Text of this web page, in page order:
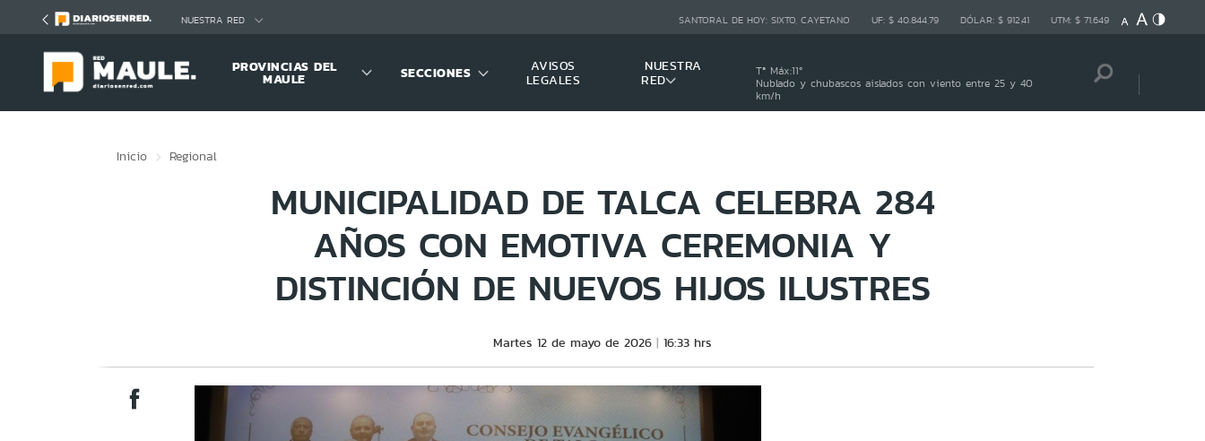
NUESTRA RED SANTORAL DE HOY: SIXTO, CAYETANO UF: $ 40.844,79 DÓLAR: $ 912,41 UTM: $ 71.649
PROVINCIAS DEL
MAULE SECCIONES
AVISOS
LEGALES
NUESTRA
RED
Tª Máx:11º
Nublado y chubascos aislados con viento entre 25 y 40
km/h
Inicio Regional
MUNICIPALIDAD DE TALCA CELEBRA 284
AÑOS CON EMOTIVA CEREMONIA Y
DISTINCIÓN DE NUEVOS HIJOS ILUSTRES
Martes 12 de mayo de 2026 16:33 hrs